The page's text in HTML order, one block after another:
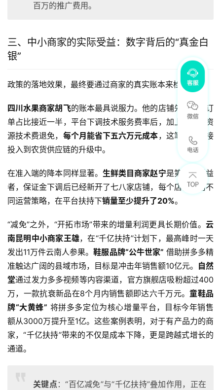
百万的推广费用。
三、中小商家的实际受益：数字背后的“真金白
银”
政策的落地效果，最终要通过商家的真实账本来检验。
四川水果商家胡飞的账本最具说服力。他的店铺先用后付订
单占比接近一半，平台下调技术服务费率后，加上之前的资
源技术费退免， 每个月能省下五六万元成本，这笔钱被直接
投入到农货供应链的升级中。
在准入端的降本同样显著。 生鲜类目商家赵宁是第一批受益
者，保证金下调后已经新开了七八家店铺，每个店铺采用不
同运营策略，在平台扶持下销量至少提升了20%。
“减免”之外，“开拓市场”带来的增量利润更具长期价值。 云
南昆明中小商家王雄，在“千亿扶持”计划下，最高峰时一天
发出11万件云南人参果。鞋服品牌“公牛世家” 借助拼多多精
准触达广阔的县域市场，目标是冲击年销售额10亿元。 自然
堂通过发力多多视频等内容渠道，官方旗舰店吸粉超过400
万，一款抗衰新品在8个月内销售额即达六千万元。童鞋品
牌“大黄蜂” 将拼多多定位为核心增量平台，目标今年销售
额从3000万提升至1亿。这些案例表明，对于有产品力的商
家，“千亿扶持”带来的不仅是成本下降，更是跨越式增长的
通道。
关键点 ：“百亿减免”与“千亿扶持”叠加作用，正在